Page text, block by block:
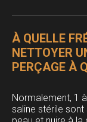
À QUELLE
NETTOYER
PERÇAGE À
Normalement, 1
saline stérile